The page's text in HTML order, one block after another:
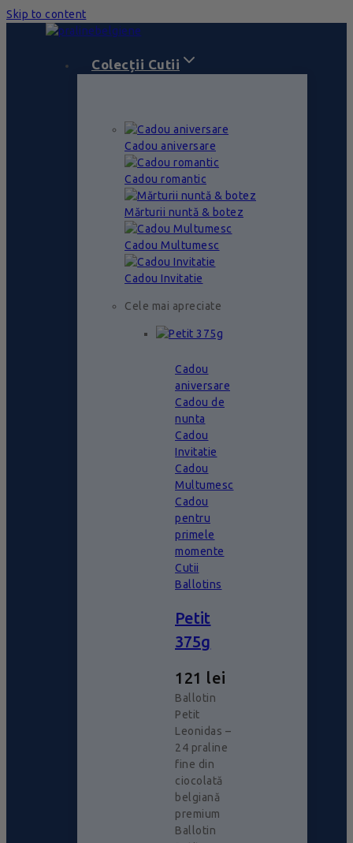
Skip to content
Colecții Cutii
Cadou aniversare
Cadou romantic
Mărturii nuntă & botez
Cadou Multumesc
Cadou Invitatie
Cele mai apreciate
Cadou
aniversare
Cadou de
nunta
Cadou
Invitatie
Cadou
Multumesc
Cadou
pentru
primele
momente
Cutii
Ballotins
Petit
375g
121 lei
Ballotin
Petit
Leonidas –
24 praline
fine din
ciocolată
belgiană
premium
Ballotin